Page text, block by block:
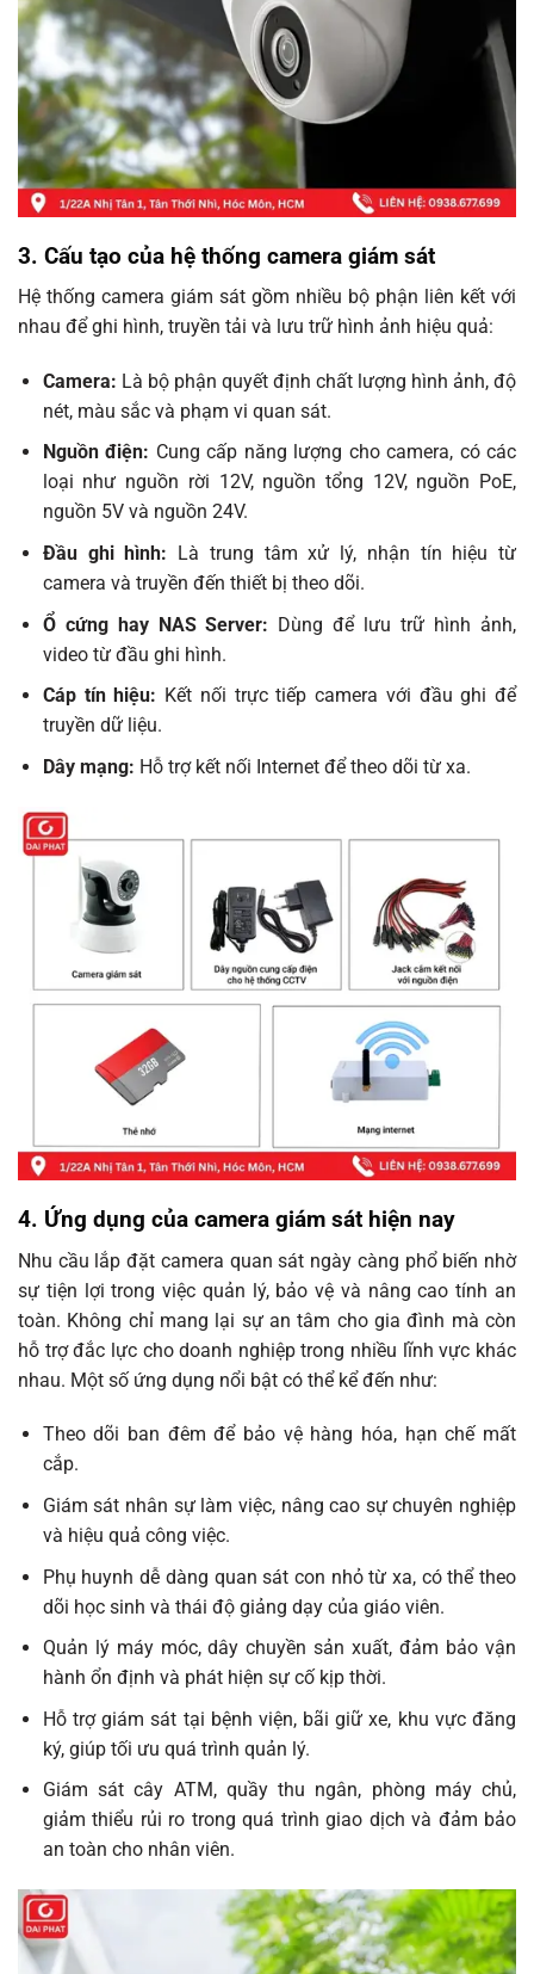
3. Cấu tạo của hệ thống camera giám sát
Hệ thống camera giám sát gồm nhiều bộ phận liên kết với
nhau để ghi hình, truyền tải và lưu trữ hình ảnh hiệu quả:
Camera: Là bộ phận quyết định chất lượng hình ảnh, độ
nét, màu sắc và phạm vi quan sát.
Nguồn điện: Cung cấp năng lượng cho camera, có các
loại như nguồn rời 12V, nguồn tổng 12V, nguồn PoE,
nguồn 5V và nguồn 24V.
Đầu ghi hình: Là trung tâm xử lý, nhận tín hiệu từ
camera và truyền đến thiết bị theo dõi.
Ổ cứng hay NAS Server: Dùng để lưu trữ hình ảnh,
video từ đầu ghi hình.
Cáp tín hiệu: Kết nối trực tiếp camera với đầu ghi để
truyền dữ liệu.
Dây mạng: Hỗ trợ kết nối Internet để theo dõi từ xa.
4. Ứng dụng của camera giám sát hiện nay
Nhu cầu lắp đặt camera quan sát ngày càng phổ biến nhờ
sự tiện lợi trong việc quản lý, bảo vệ và nâng cao tính an
toàn. Không chỉ mang lại sự an tâm cho gia đình mà còn
hỗ trợ đắc lực cho doanh nghiệp trong nhiều lĩnh vực khác
nhau. Một số ứng dụng nổi bật có thể kể đến như:
Theo dõi ban đêm để bảo vệ hàng hóa, hạn chế mất
cắp.
Giám sát nhân sự làm việc, nâng cao sự chuyên nghiệp
và hiệu quả công việc.
Phụ huynh dễ dàng quan sát con nhỏ từ xa, có thể theo
dõi học sinh và thái độ giảng dạy của giáo viên.
Quản lý máy móc, dây chuyền sản xuất, đảm bảo vận
hành ổn định và phát hiện sự cố kịp thời.
Hỗ trợ giám sát tại bệnh viện, bãi giữ xe, khu vực đăng
ký, giúp tối ưu quá trình quản lý.
Giám sát cây ATM, quầy thu ngân, phòng máy chủ,
giảm thiểu rủi ro trong quá trình giao dịch và đảm bảo
an toàn cho nhân viên.